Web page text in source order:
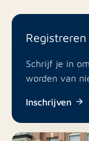
Huisdieren
Registreren
Schrijf je in
worden van
Inschrijven